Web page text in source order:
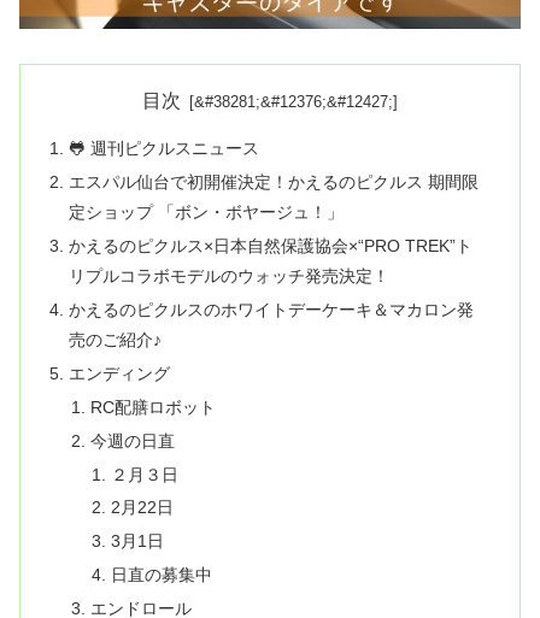
目次
🐸 週刊ピクルスニュース
エスパル仙台で初開催決定！かえるのピクルス 期間限
定ショップ 「ボン・ボヤージュ！」
かえるのピクルス×日本自然保護協会×“PRO TREK”ト
リプルコラボモデルのウォッチ発売決定！
かえるのピクルスのホワイトデーケーキ＆マカロン発
売のご紹介♪
エンディング
RC配膳ロボット
今週の日直
２月３日
2月22日
3月1日
日直の募集中
エンドロール